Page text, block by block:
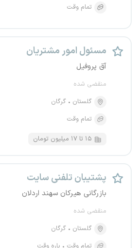
تمام وقت
مسئول امور مشتریان
آق پروفیل
منقضی شده
گلستان
گرگان
تمام وقت
۱۵ تا ۱۷ میلیون تومان
پشتیبان تلفنی سایت
بازرگانی هیرکان سهند اردلان
منقضی شده
گلستان
گرگان
تمام وقت
پاره وقت